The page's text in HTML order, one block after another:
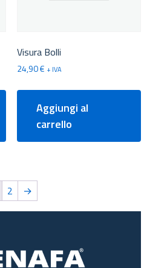
Visura Bolli
24,90€ + IVA
Aggiungi al
carrello
2 →